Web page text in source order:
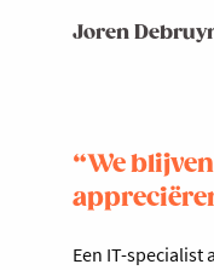
Joren
“We
Een IT-specialist